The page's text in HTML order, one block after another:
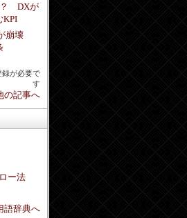
？ DXが
KPI
崩壊
録が必要で
す
の記事へ
ー法
語辞典へ